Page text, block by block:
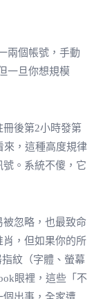
兩個帳號，手動
一旦你想規模
後第2小時發第
，這種高度規律
。系統不傻，它
被忽略，也最致命
肖，但如果你的所
紋（字體、螢幕
眼裡，這些「不